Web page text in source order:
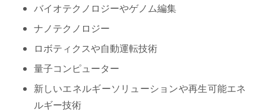
バイオテクノロジーやゲノム編集
ナノテクノロジー
ロボティクスや自動運転技術
量子コンピューター
新しいエネルギーソリューションや再生可能エネ
ルギー技術